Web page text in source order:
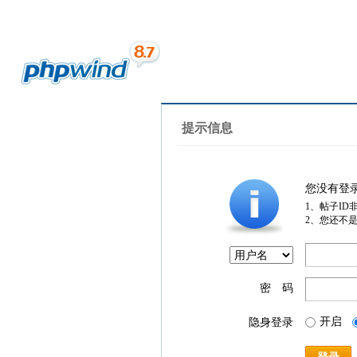
提示信息
您没有登
1、帖子ID
2、您还不
密 码
隐身登录 开启